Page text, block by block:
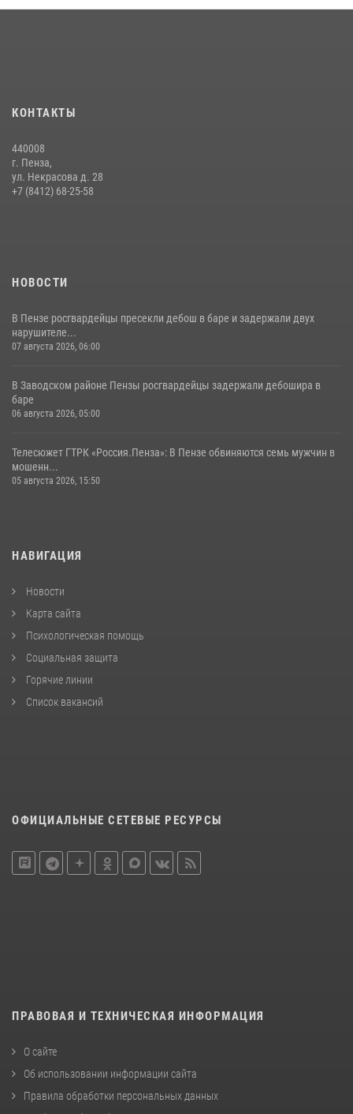
сборов «Гвардеец» с вооружением и техникой Росгвардии
Начальник Управления Росгвардии по Пензенской области Павел
Пучков посетил 55-й Всероссийский Лермонтовский праздник
КОНТАКТЫ
440008
г. Пенза,
ул. Некрасова д. 28
+7 (8412) 68-25-58
НОВОСТИ
В Пензе росгвардейцы пресекли дебош в баре и задержали двух
нарушителе...
07 августа 2026, 06:00
В Заводском районе Пензы росгвардейцы задержали дебошира в
баре
06 августа 2026, 05:00
Телесюжет ГТРК «Россия.Пенза»: В Пензе обвиняются семь мужчин в
мошенн...
05 августа 2026, 15:50
НАВИГАЦИЯ
Новости
Карта сайта
Психологическая помощь
Социальная защита
Горячие линии
Список вакансий
ОФИЦИАЛЬНЫЕ СЕТЕВЫЕ РЕСУРСЫ
ПРАВОВАЯ И ТЕХНИЧЕСКАЯ ИНФОРМАЦИЯ
О сайте
Об использовании информации сайта
Правила обработки персональных данных